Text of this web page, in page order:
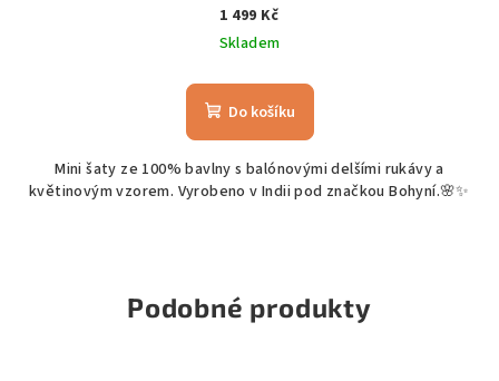
1 499 Kč
Skladem
Do košíku
Mini šaty ze 100% bavlny s balónovými delšími rukávy a
květinovým vzorem. Vyrobeno v Indii pod značkou Bohyní.🌸✨
Podobné produkty